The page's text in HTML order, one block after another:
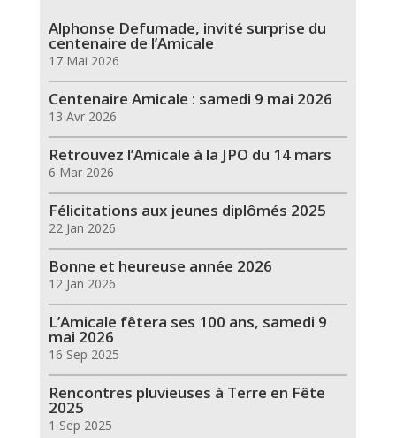
Alphonse Defumade, invité surprise du
centenaire de l’Amicale
17 Mai 2026
Centenaire Amicale : samedi 9 mai 2026
13 Avr 2026
Retrouvez l’Amicale à la JPO du 14 mars
6 Mar 2026
Félicitations aux jeunes diplômés 2025
22 Jan 2026
Bonne et heureuse année 2026
12 Jan 2026
L’Amicale fêtera ses 100 ans, samedi 9
mai 2026
16 Sep 2025
Rencontres pluvieuses à Terre en Fête
2025
1 Sep 2025